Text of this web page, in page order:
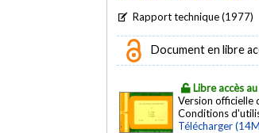
Rapport technique (1977)
Document en libre
Libre accès
Version officielle
Conditions
Télécharger